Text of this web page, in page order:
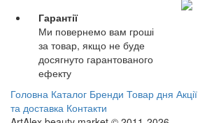
Гарантії
Ми повернемо вам гроші
за товар, якщо не буде
досягнуто гарантованого
ефекту
Головна Каталог Бренди Товар дня Акції
та доставка Контакти